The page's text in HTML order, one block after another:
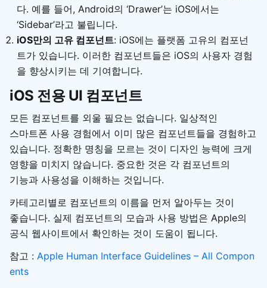
다. 예를 들어, Android의 ‘Drawer’는 iOS에서는
‘Sidebar’라고 불립니다.
iOS만의 고유 컴포넌트: iOS에는 플랫폼 고유의 컴포넌
트가 있습니다. 이러한 컴포넌트들은 iOS의 사용자 경험
을 향상시키는 데 기여합니다.
iOS 전용 UI 컴포넌트
모든 컴포넌트를 외울 필요는 없습니다. 일상적인
스마트폰 사용 경험에서 이미 많은 컴포넌트들을 경험하고
있습니다. 정확한 명칭을 모르는 것이 디자인 능력에 크게
영향을 미치지 않습니다. 중요한 것은 각 컴포넌트의
기능과 사용성을 이해하는 것입니다.
카테고리별로 컴포넌트의 이름을 먼저 알아두는 것이
좋습니다. 실제 컴포넌트의 모습과 사용 방법은 Apple의
공식 웹사이트에서 확인하는 것이 도움이 됩니다.
참고 : Apple Human Interface Guidelines – All Compon
ents